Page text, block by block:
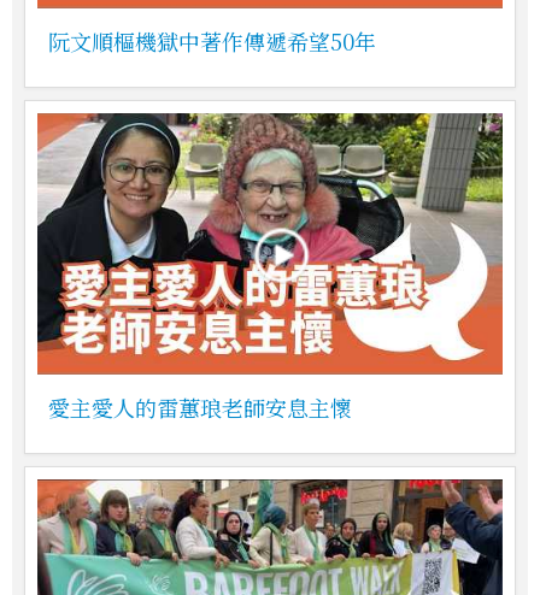
阮文順樞機獄中著作傳遞希望50年
愛主愛人的雷蕙琅老師安息主懷